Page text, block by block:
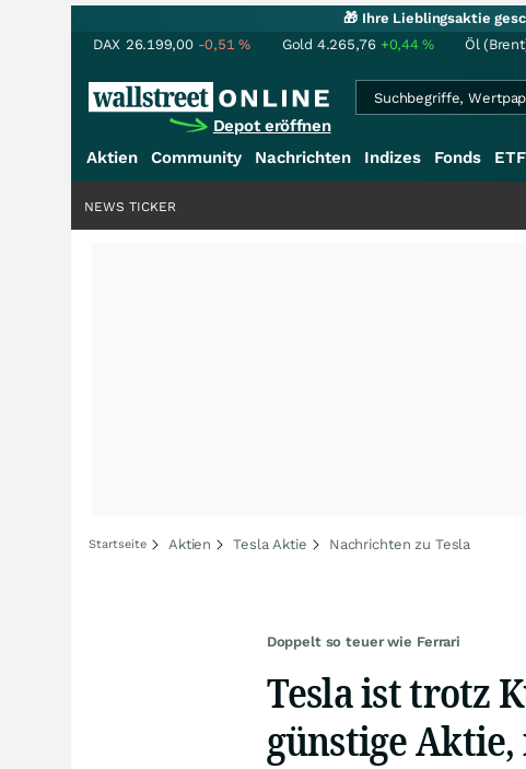
🎁 Ihre Lieblingsaktie
DAX 26.199,00 -0,51% Gold 4.265,76 +0,44% Öl
Depot eröffnen
Aktien Community Nachrichten Indizes Fonds
NEWS TICKER
Startseite Aktien Tesla Aktie Nachrichten zu Tesla
Doppelt so teuer wie Ferrari
Tesla ist trotz
günstige